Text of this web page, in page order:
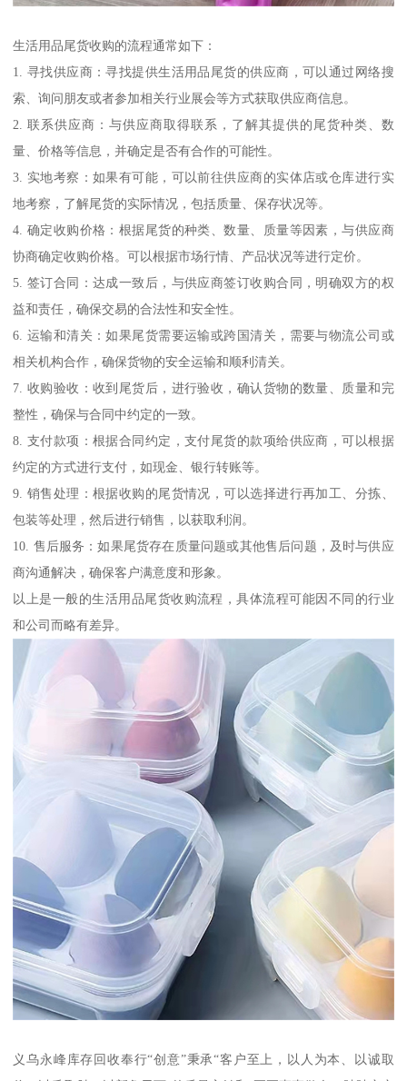
生活用品尾货收购的流程通常如下：
1. 寻找供应商：寻找提供生活用品尾货的供应商，可以通过网络搜
索、询问朋友或者参加相关行业展会等方式获取供应商信息。
2. 联系供应商：与供应商取得联系，了解其提供的尾货种类、数
量、价格等信息，并确定是否有合作的可能性。
3. 实地考察：如果有可能，可以前往供应商的实体店或仓库进行实
地考察，了解尾货的实际情况，包括质量、保存状况等。
4. 确定收购价格：根据尾货的种类、数量、质量等因素，与供应商
协商确定收购价格。可以根据市场行情、产品状况等进行定价。
5. 签订合同：达成一致后，与供应商签订收购合同，明确双方的权
益和责任，确保交易的合法性和安全性。
6. 运输和清关：如果尾货需要运输或跨国清关，需要与物流公司或
相关机构合作，确保货物的安全运输和顺利清关。
7. 收购验收：收到尾货后，进行验收，确认货物的数量、质量和完
整性，确保与合同中约定的一致。
8. 支付款项：根据合同约定，支付尾货的款项给供应商，可以根据
约定的方式进行支付，如现金、银行转账等。
9. 销售处理：根据收购的尾货情况，可以选择进行再加工、分拣、
包装等处理，然后进行销售，以获取利润。
10. 售后服务：如果尾货存在质量问题或其他售后问题，及时与供应
商沟通解决，确保客户满意度和形象。
以上是一般的生活用品尾货收购流程，具体流程可能因不同的行业
和公司而略有差异。
义乌永峰库存回收奉行“创意”秉承“客户至上，以人为本、以诚取